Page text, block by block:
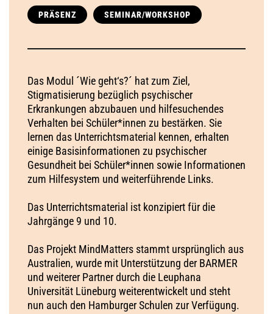
PRÄSENZ SEMINAR/WORKSHOP
Das Modul ´Wie geht‘s?´ hat zum Ziel,
Stigmatisierung bezüglich psychischer
Erkrankungen abzubauen und hilfesuchendes
Verhalten bei Schüler*innen zu bestärken. Sie
lernen das Unterrichtsmaterial kennen, erhalten
einige Basisinformationen zu psychischer
Gesundheit bei Schüler*innen sowie Informationen
zum Hilfesystem und weiterführende Links.
Das Unterrichtsmaterial ist konzipiert für die
Jahrgänge 9 und 10.
Das Projekt MindMatters stammt ursprünglich aus
Australien, wurde mit Unterstützung der BARMER
und weiterer Partner durch die Leuphana
Universität Lüneburg weiterentwickelt und steht
nun auch den Hamburger Schulen zur Verfügung.